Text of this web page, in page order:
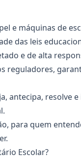
e máquinas de
das leis
e de alta
reguladores,
antecipa, resolve
para quem
Escolar?